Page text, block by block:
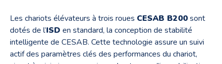
Les chariots élévateurs à trois roues CESAB B200sont
dotés de l’ISD en standard, la conception de stabilité
intelligente de CESAB. Cette technologie assure un suivi
actif des paramètres clés des performances du chariot,